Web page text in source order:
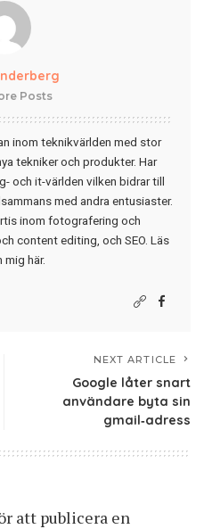
Posts
inom teknikvärlden med stor
tekniker och produkter. Har
och it-världen vilken bidrar till
med andra entusiaster.
inom fotografering och
content editing, och SEO. Läs
mig här.
NEXT ARTICLE
Google låter snart
användare byta sin
gmail‑adress
att publicera en